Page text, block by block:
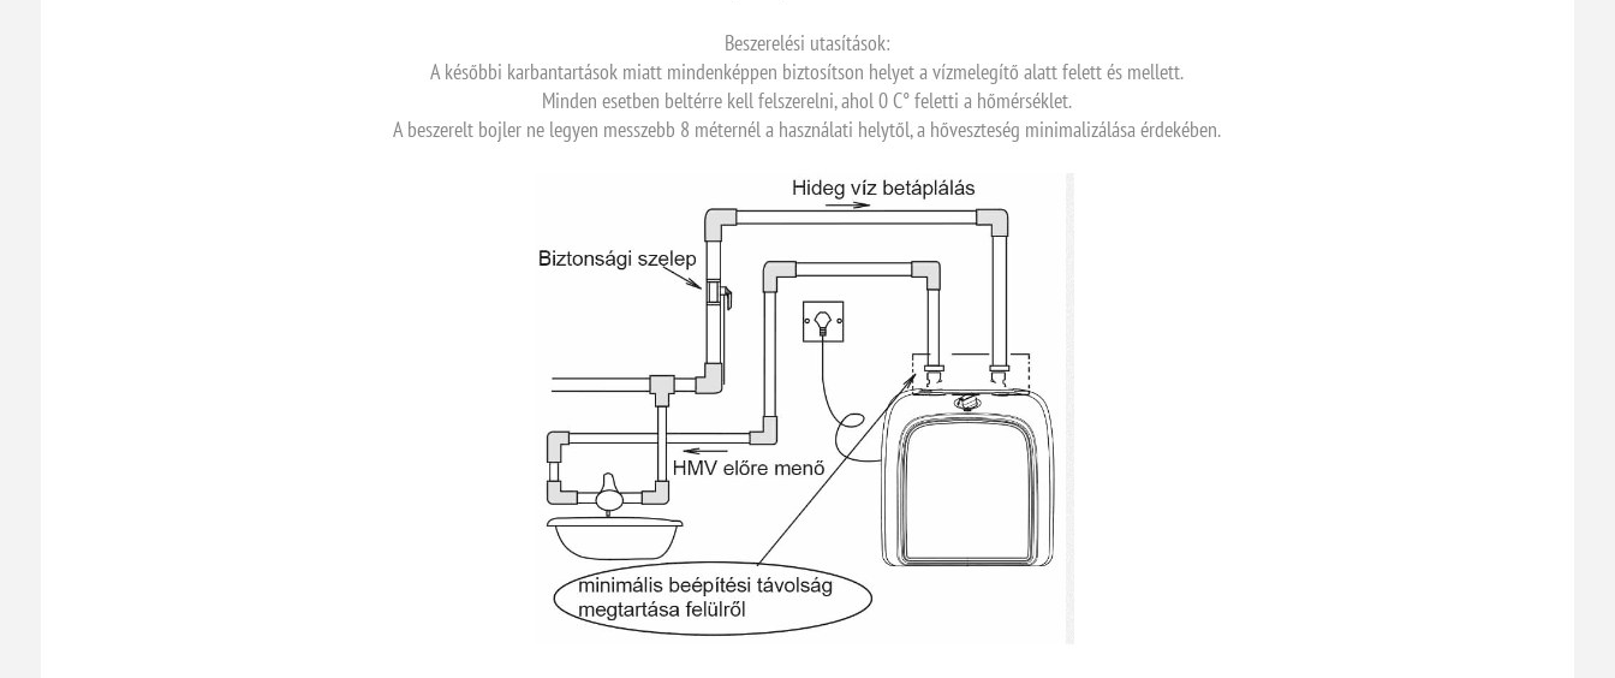
Beszerelési utasítások:
A későbbi karbantartások miatt mindenképpen biztosítson helyet a vízmelegítő alatt felett és mellett.
Minden esetben beltérre kell felszerelni, ahol 0 C° feletti a hőmérséklet.
A beszerelt bojler ne legyen messzebb 8 méternél a használati helytől, a hőveszteség minimalizálása érdekében.